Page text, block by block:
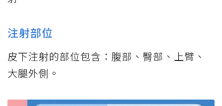
注射部位
皮下注射的部位包含：腹部、臀部、上臂、
大腿外側。